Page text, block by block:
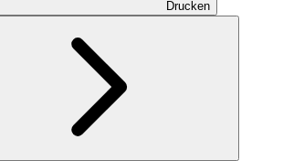
Drucken